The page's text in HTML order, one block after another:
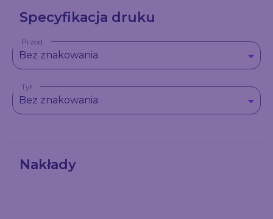
Specyfikacja druku
Przód
Bez znakowania
Tył
Bez znakowania
Nakłady